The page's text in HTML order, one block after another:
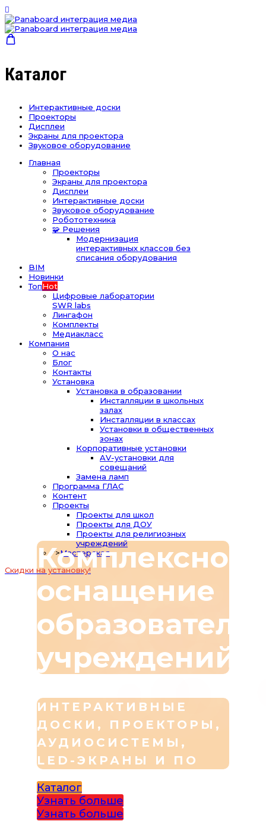
Каталог
Интерактивные доски
Проекторы
Дисплеи
Экраны для проектора
Звуковое оборудование
Главная
Проекторы
Экраны для проектора
Дисплеи
Интерактивные доски
Звуковое оборудование
Робототехника
🧩 Решения
Модернизация
интерактивных классов без
списания оборудования
BIM
Новинки
ТопHot
Цифровые лаборатории
SWR labs
Лингафон
Комплекты
Медиакласс
Компания
О нас
Блог
Контакты
Установка
Установка в образовании
Инсталляции в школьных
залах
Инсталляции в классах
Установки в общественных
зонах
Корпоративные установки
AV-установки для
совещаний
Замена ламп
Программа ГЛАС
Контент
Проекты
Проекты для школ
Проекты для ДОУ
Проекты для религиозных
учреждений
">Мастерская
Скидки на установку!
Комплексное
оснащение
учреждений
ИНТЕРАКТИВНЫЕ
ДОСКИ, ПРОЕКТОРЫ,
АУДИОСИСТЕМЫ,
LED-ЭКРАНЫ И ПО
Каталог
Узнать больше
Узнать больше